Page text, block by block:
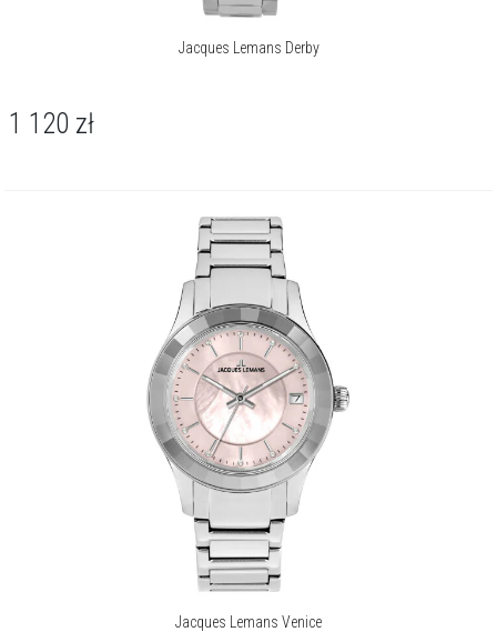
Jacques Lemans Derby
1 120 zł
Jacques Lemans Venice